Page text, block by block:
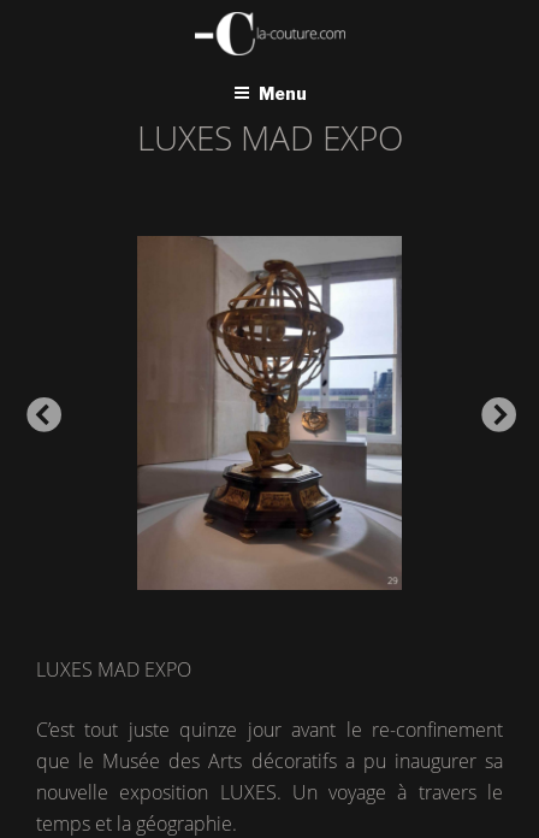
Menu
LUXES MAD EXPO
LUXES MAD EXPO
C’est tout juste quinze jour avant le re-confinement
que le Musée des Arts décoratifs a pu inaugurer sa
nouvelle exposition LUXES. Un voyage à travers le
temps et la géographie.